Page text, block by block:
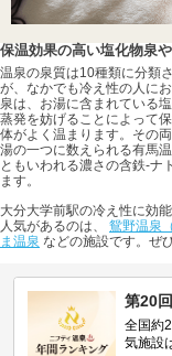
保温効果の高い塩化物泉
温泉の泉質は10種類に分類
が、なかでも冷え性の人に
泉は、お湯に含まれている
蒸発を妨げることによって
体がよく温まります。その
湯の一つに数えられる有馬
ともいわれる濃さの含鉄-ナ
ます。
大分大学前駅の冷え性に効
人気があるのは、 鴛野温泉
ま温泉 などの施設です。ぜ
第20
全国約
気施設